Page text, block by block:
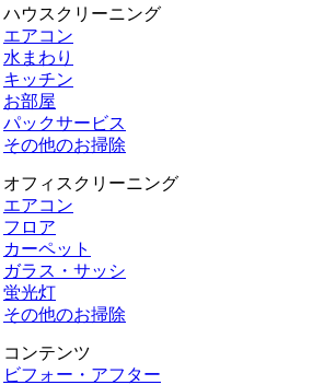
ハウスクリーニング
エアコン
水まわり
キッチン
お部屋
パックサービス
その他のお掃除
オフィスクリーニング
エアコン
フロア
カーペット
ガラス・サッシ
蛍光灯
その他のお掃除
コンテンツ
ビフォー・アフター